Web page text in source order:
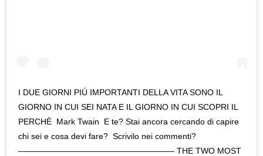
I DUE GIORNI PIÚ IMPORTANTI DELLA VITA SONO IL
GIORNO IN CUI SEI NATA E IL GIORNO IN CUI SCOPRI IL
PERCHÈ⁠ ⁠ Mark Twain⁠ ⁠ E te? Stai ancora cercando di capire
chi sei e cosa devi fare?⁠ ⁠ Scrivilo nei commenti?⁠
———————————————————⁠ THE TWO MOST